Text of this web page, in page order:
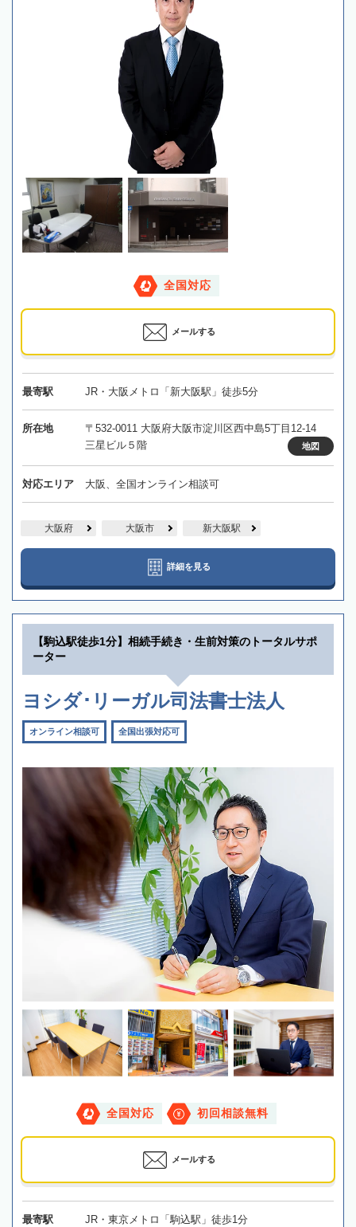
全国対応
メールする
最寄駅 JR・大阪メトロ「新大阪駅」徒歩5分
所在地
〒532-0011 大阪府大阪市淀川区西中島5丁目12-14
三星ビル５階
地図
対応エリア 大阪、全国オンライン相談可
大阪府 大阪市 新大阪駅
詳細を見る
【駒込駅徒歩1分】相続手続き・生前対策のトータルサポ
ーター
ヨシダ･リーガル司法書士法人
オンライン相談可 全国出張対応可
全国対応 初回相談無料
メールする
最寄駅 JR・東京メトロ「駒込駅」徒歩1分